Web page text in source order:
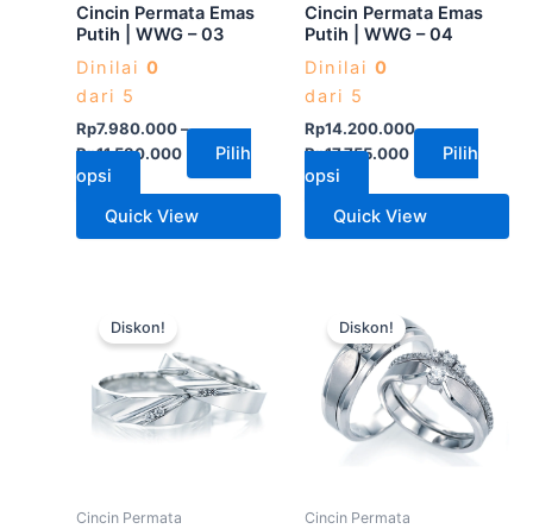
Cincin Permata Emas
Putih | WWG – 03
Dinilai 0
dari 5
Rp7.980.000–
Rp11.530.000
Pilih
opsi
di
halaman
Quick View
Cincin Permata Emas
Putih | WWG – 04
Dinilai 0
dari 5
Rp14.200.000–
Rp17.755.000
Pilih
opsi
di
halaman
Quick View
Diskon!
Cincin Permata
ini
memiliki
beberapa
varian.
Diskon!
Cincin Permata
ini
memiliki
beberapa
varian.
Pilihan